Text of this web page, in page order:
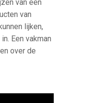
van een
van
lijken,
Een vakman
over de